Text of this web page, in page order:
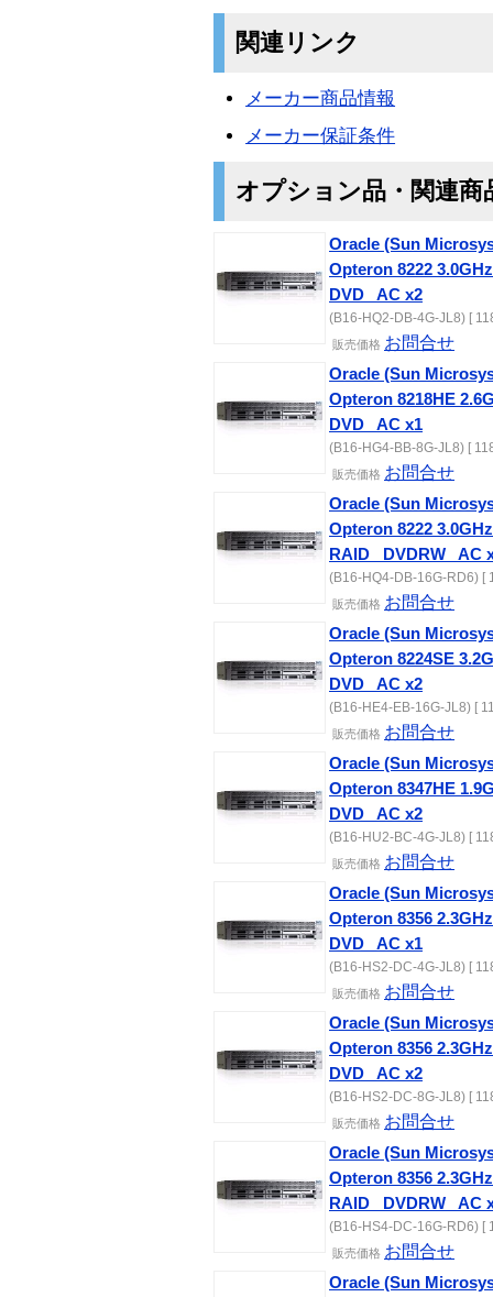
関連リンク
メーカー商品情報
メーカー保証条件
オプション品・関連商
Oracle (Sun
Opteron 8222
DVD_ AC x2
(B16-HQ2-DB-4G-JL8) [
販売価格 お問合せ
Oracle (Sun
Opteron 8218HE
DVD_ AC x1
(B16-HG4-BB-8G-JL8) [
販売価格 お問合せ
Oracle (Sun
Opteron 8222
RAID_ DVDRW_ AC
(B16-HQ4-DB-16G-RD6) [
販売価格 お問合せ
Oracle (Sun
Opteron 8224SE
DVD_ AC x2
(B16-HE4-EB-16G-JL8) [
販売価格 お問合せ
Oracle (Sun
Opteron 8347HE
DVD_ AC x2
(B16-HU2-BC-4G-JL8) [
販売価格 お問合せ
Oracle (Sun
Opteron 8356
DVD_ AC x1
(B16-HS2-DC-4G-JL8) [
販売価格 お問合せ
Oracle (Sun
Opteron 8356
DVD_ AC x2
(B16-HS2-DC-8G-JL8) [
販売価格 お問合せ
Oracle (Sun
Opteron 8356
RAID_ DVDRW_ AC
(B16-HS4-DC-16G-RD6) [
販売価格 お問合せ
Oracle (Sun